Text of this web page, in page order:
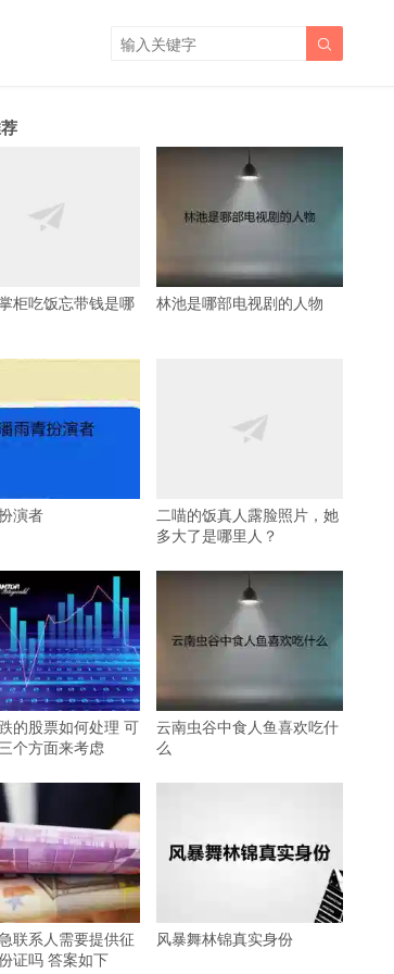

柜吃饭忘带钱是哪
林池是哪部电视剧的人物
演者
二喵的饭真人露脸照片，她
多大了是哪里人？
的股票如何处理 可
个方面来考虑
云南虫谷中食人鱼喜欢吃什
么
联系人需要提供征
证吗 答案如下
风暴舞林锦真实身份